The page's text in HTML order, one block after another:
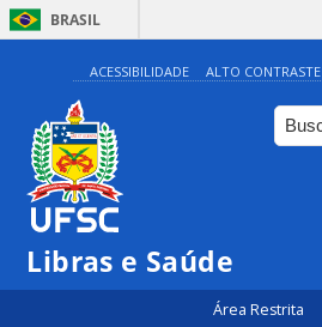
BRASIL
ACESSIBILIDADE ALTO CONTRASTE
Libras e Saúde
Área Restrita